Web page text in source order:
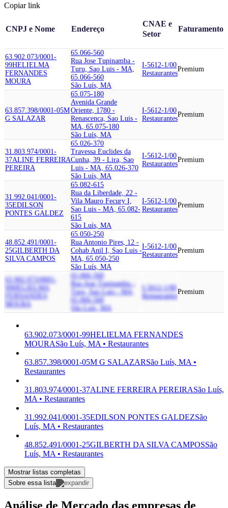
Copiar link
CNPJ e Nome Endereço
CNAE e
Setor
Faturamento
63.902.073/0001-
99HELIELMA
FERNANDES
MOURA
65.066-560
Rua Jose Tupinamba -
Turu, Sao Luis - MA,
65.066-560
São Luís, MA
I-5612-1/00
Restaurantes
Premium
63.857.398/0001-05M
G SALAZAR
65.075-180
Avenida Grande
Oriente, 1780 -
Renascenca, Sao Luis -
MA, 65.075-180
São Luís, MA
I-5612-1/00
Restaurantes
Premium
31.803.974/0001-
37ALINE FERREIRA
PEREIRA
65.026-370
Travessa Euclides da
Cunha, 39 - Lira, Sao
Luis - MA, 65.026-370
São Luís, MA
I-5612-1/00
Restaurantes
Premium
31.992.041/0001-
35EDILSON
PONTES GALDEZ
65.082-615
Rua da Liberdade, 22 -
Vila Mauro Fecury I,
Sao Luis - MA, 65.082-
615
São Luís, MA
I-5612-1/00
Restaurantes
Premium
48.852.491/0001-
25GILBERTH DA
SILVA CAMPOS
65.050-250
Rua Antonio Pires, 12 -
Cohab Anil I, Sao Luis -
MA, 65.050-250
São Luís, MA
I-5612-1/00
Restaurantes
Premium
63.902.073/0001-
HELIELMA
FERNANDES
MOURA
65.066-560
Rua Jose Tupinamba -
Turu, Sao Luis - MA,
65.066-560
São Luís, MA
I-5612-1/00
Restaurantes
Premium
63.902.073/0001-99HELIELMA FERNANDES
MOURASão Luís, MA • Restaurantes
63.857.398/0001-05M G SALAZARSão Luís, MA •
Restaurantes
31.803.974/0001-37ALINE FERREIRA PEREIRASão Luís,
MA • Restaurantes
31.992.041/0001-35EDILSON PONTES GALDEZSão
Luís, MA • Restaurantes
48.852.491/0001-25GILBERTH DA SILVA CAMPOSSão
Luís, MA • Restaurantes
Mostrar listas completas
Sobre essa lista
Análise de Mercado das empresas de